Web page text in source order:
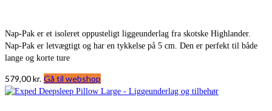
Nap-Pak er et isoleret oppusteligt liggeunderlag fra skotske Highlander.
Nap-Pak er letvægtigt og har en tykkelse på 5 cm. Den er perfekt til både
lange og korte ture
579,00kr. Gå til webshop